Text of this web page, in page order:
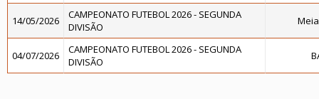
14/05/2026
CAMPEONATO FUTEBOL 2026 - SEGUNDA
DIVISÃO
04/07/2026
CAMPEONATO FUTEBOL 2026 - SEGUNDA
DIVISÃO